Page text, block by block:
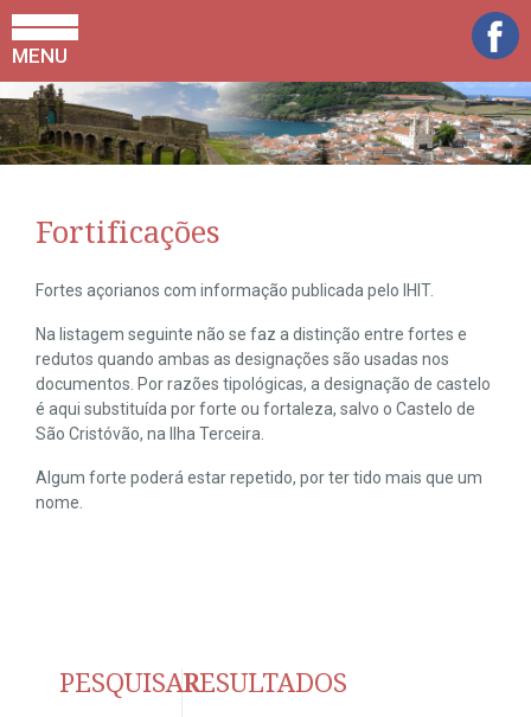
MENU
Fortificações
Fortes açorianos com informação publicada pelo IHIT.
Na listagem seguinte não se faz a distinção entre fortes e
redutos quando ambas as designações são usadas nos
documentos. Por razões tipológicas, a designação de castelo
é aqui substituída por forte ou fortaleza, salvo o Castelo de
São Cristóvão, na Ilha Terceira.
Algum forte poderá estar repetido, por ter tido mais que um
nome.
PESQUISARRESULTADOS